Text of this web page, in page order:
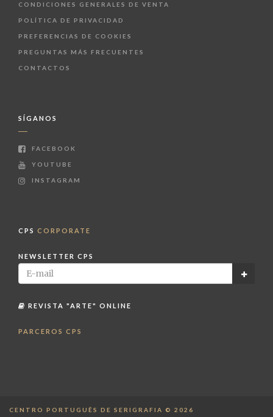
CONDICIONES GENERALES DE VENTA
POLÍTICA DE PRIVACIDAD
PREFERENCIAS DE COOKIES
PREGUNTAS MÁS FRECUENTES
CONTACTOS
SÍGANOS
FACEBOOK
YOUTUBE
INSTAGRAM
CPS CORPORATE
NEWSLETTER CPS
REVISTA "ARTE" ONLINE
PARCEROS CPS
CENTRO PORTUGUÊS DE SERIGRAFIA © 2026